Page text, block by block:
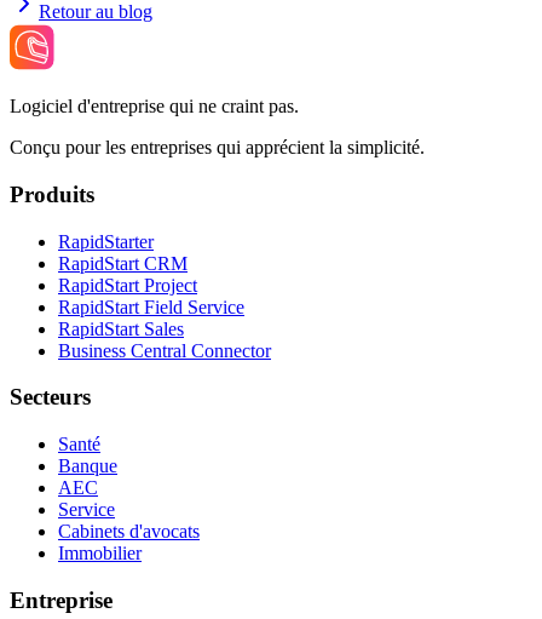
Retour au blog
Logiciel d'entreprise qui ne craint pas.
Conçu pour les entreprises qui apprécient la simplicité.
Produits
RapidStarter
RapidStart CRM
RapidStart Project
RapidStart Field Service
RapidStart Sales
Business Central Connector
Secteurs
Santé
Banque
AEC
Service
Cabinets d'avocats
Immobilier
Entreprise